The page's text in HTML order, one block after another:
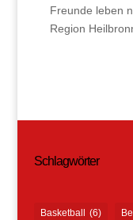
Freunde leben
Region
Schlagwörter
Basketball (6)